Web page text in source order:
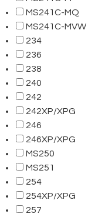
MS241C-MQ
MS241C-MVW
234
236
238
240
242
242XP/XPG
246
246XP/XPG
MS250
MS251
254
254XP/XPG
257